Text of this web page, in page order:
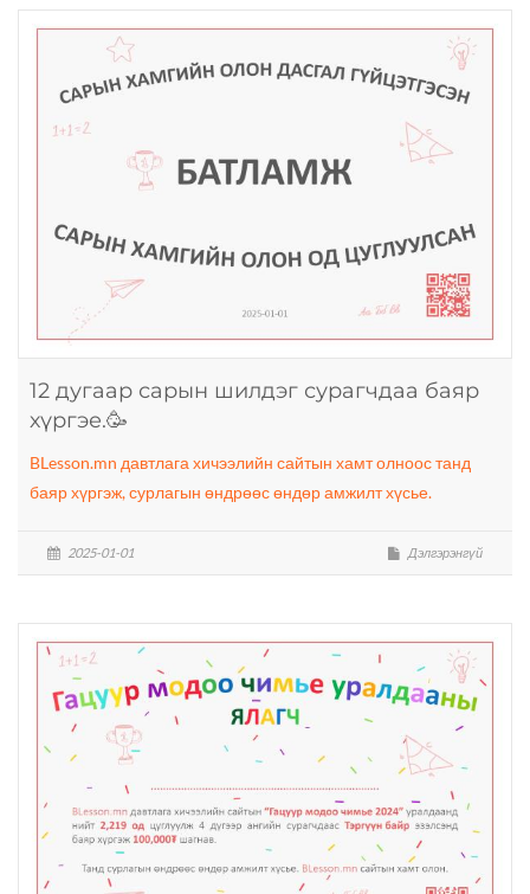
12 дугаар сарын шилдэг сурагчдаа баяр
хүргэе.🥳
BLesson.mn давтлага хичээлийн сайтын хамт олноос танд
баяр хүргэж, сурлагын өндрөөс өндөр амжилт хүсье.
2025-01-01 Дэлгэрэнгүй